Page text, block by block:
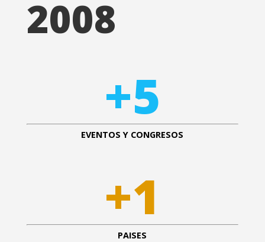
2008
+5
EVENTOS Y CONGRESOS
+1
PAISES